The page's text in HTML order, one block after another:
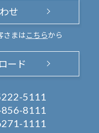
せ
さまは こちらから
ード
5111
8111
1111